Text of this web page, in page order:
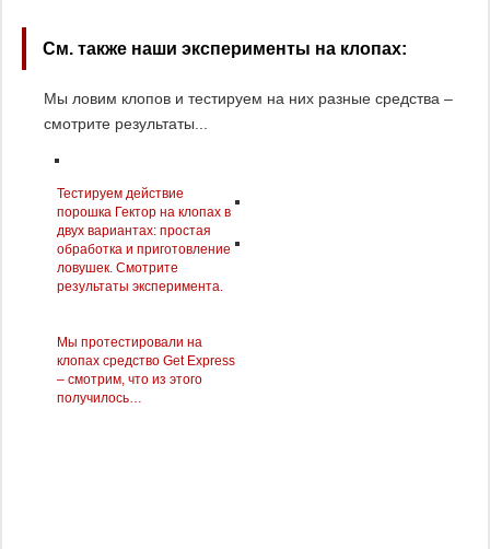
См. также наши эксперименты на клопах:
Мы ловим клопов и тестируем на них разные средства –
смотрите результаты...
Тестируем действие
порошка Гектор на клопах в
двух вариантах: простая
обработка и приготовление
ловушек. Смотрите
результаты эксперимента.
Мы протестировали на
клопах средство Get Express
– смотрим, что из этого
получилось…